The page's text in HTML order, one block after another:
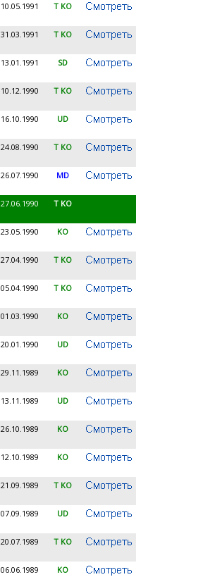
10.05.1991 T KO
31.03.1991 T KO
13.01.1991 SD
10.12.1990 T KO
16.10.1990 UD
24.08.1990 T KO
26.07.1990 MD
27.06.1990 T KO
23.05.1990 KO
27.04.1990 T KO
05.04.1990 T KO
01.03.1990 KO
20.01.1990 UD
29.11.1989 KO
13.11.1989 UD
26.10.1989 KO
12.10.1989 KO
21.09.1989 T KO
07.09.1989 UD
20.07.1989 T KO
06.06.1989 KO